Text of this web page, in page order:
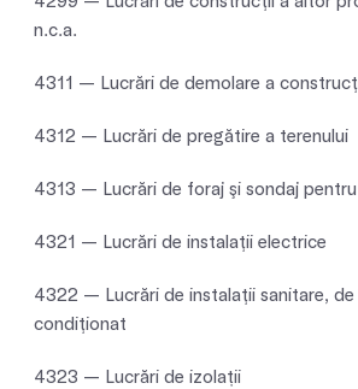
n.c.a.
4311 — Lucrări de demolare a
4312 — Lucrări de pregătire a terenului
4313 — Lucrări de foraj şi sondaj
4321 — Lucrări de instalaţii electrice
4322 — Lucrări de instalaţii sanitare, de
condiţionat
4323 — Lucrări de izolații